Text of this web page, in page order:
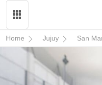
Home Jujuy San